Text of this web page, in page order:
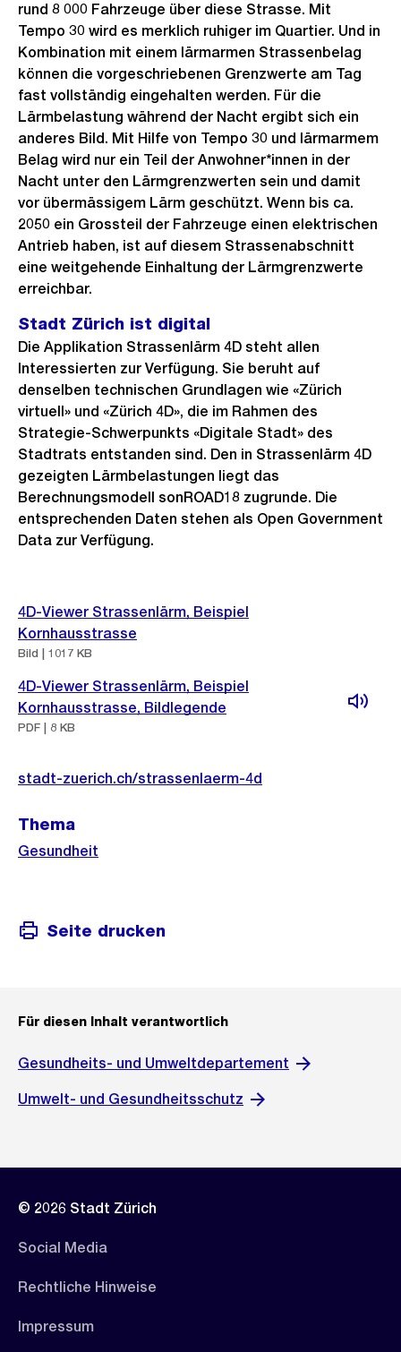
rund 8 000 Fahrzeuge über diese Strasse. Mit
Tempo 30 wird es merklich ruhiger im Quartier. Und in
Kombination mit einem lärmarmen Strassenbelag
können die vorgeschriebenen Grenzwerte am Tag
fast vollständig eingehalten werden. Für die
Lärmbelastung während der Nacht ergibt sich ein
anderes Bild. Mit Hilfe von Tempo 30 und lärmarmem
Belag wird nur ein Teil der Anwohner*innen in der
Nacht unter den Lärmgrenzwerten sein und damit
vor übermässigem Lärm geschützt. Wenn bis ca.
2050 ein Grossteil der Fahrzeuge einen elektrischen
Antrieb haben, ist auf diesem Strassenabschnitt
eine weitgehende Einhaltung der Lärmgrenzwerte
erreichbar.
Stadt Zürich ist digital
Die Applikation Strassenlärm 4D steht allen
Interessierten zur Verfügung. Sie beruht auf
denselben technischen Grundlagen wie «Zürich
virtuell» und «Zürich 4D», die im Rahmen des
Strategie-Schwerpunkts «Digitale Stadt» des
Stadtrats entstanden sind. Den in Strassenlärm 4D
gezeigten Lärmbelastungen liegt das
Berechnungsmodell sonROAD18 zugrunde. Die
entsprechenden Daten stehen als Open Government
Data zur Verfügung.
Weitere
Informationen
4D-Viewer Strassenlärm, Beispiel
Kornhausstrasse
Bild | 1017 KB
4D-Viewer Strassenlärm, Beispiel
Kornhausstrasse, Bildlegende
PDF | 8 KB
stadt-zuerich.ch/strassenlaerm-4d
Thema
Gesundheit
Seite drucken
Für diesen Inhalt verantwortlich
Gesundheits- und Umweltdepartement
Umwelt- und Gesundheitsschutz
© 2026 Stadt Zürich
Social Media
Rechtliche Hinweise
Impressum